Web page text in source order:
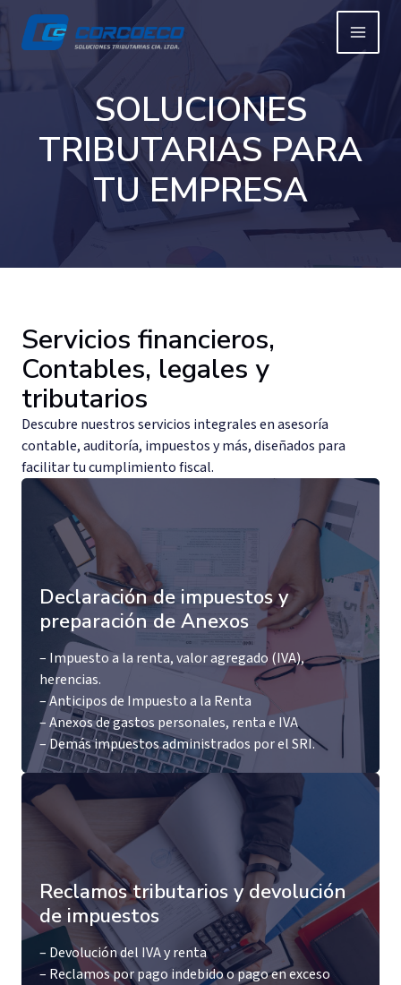
Ir
al
contenido
MAIN
MENU
SOLUCIONES
TRIBUTARIAS PARA
TU EMPRESA
Servicios financieros,
Contables, legales y
tributarios
Descubre nuestros servicios integrales en asesoría
contable, auditoría, impuestos y más, diseñados para
facilitar tu cumplimiento fiscal.
Declaración de impuestos y
preparación de Anexos
– Impuesto a la renta, valor agregado (IVA),
herencias.
– Anticipos de Impuesto a la Renta
– Anexos de gastos personales, renta e IVA
– Demás impuestos administrados por el SRI.
Reclamos tributarios y devolución
de impuestos
– Devolución del IVA y renta
– Reclamos por pago indebido o pago en exceso